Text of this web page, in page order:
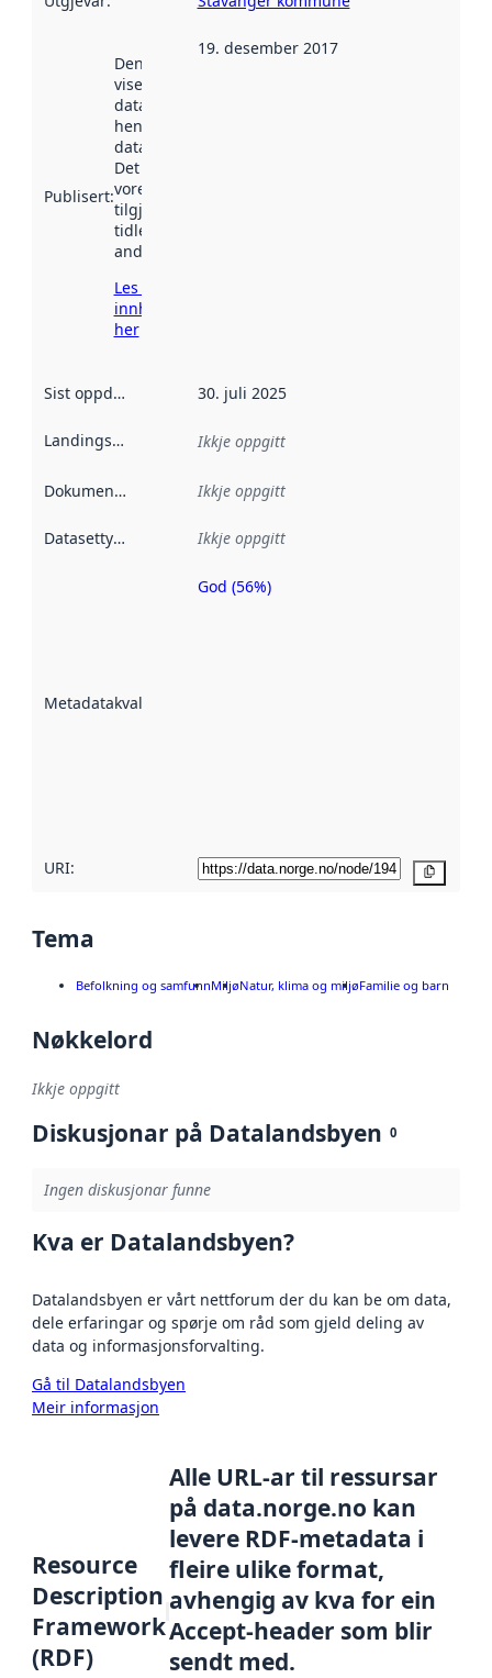
Publisert:
Denne datoen
viser når
datasettet vart
henta inn av
data.norge.no.
Det kan ha
vore
tilgjengeleg
tidlegare
andre stader.
Les meir om
innhenting
her
19. desember 2017
Sist oppdatert 30. juli 2025
Landingsside Ikkje oppgitt
Dokumentasjon Ikkje oppgitt
Datasettype Ikkje oppgitt
Metadatakvalitet
Metadatakvalitet
God (56%)
URI:
Tema
Befolkning og samfunnMiljøNatur, klima og miljøFamilie og barn
Nøkkelord
Ikkje oppgitt
Diskusjonar på Datalandsbyen 0
Ingen diskusjonar funne
Kva er Datalandsbyen?
Datalandsbyen er vårt nettforum der du kan be om data,
dele erfaringar og spørje om råd som gjeld deling av
data og informasjonsforvalting.
Gå til Datalandsbyen
Meir informasjon
Resource
Description
Framework
(RDF)
Alle URL-ar til ressursar
på data.norge.no kan
levere RDF-metadata i
fleire ulike format,
avhengig av kva for ein
Accept-header som blir
sendt med.